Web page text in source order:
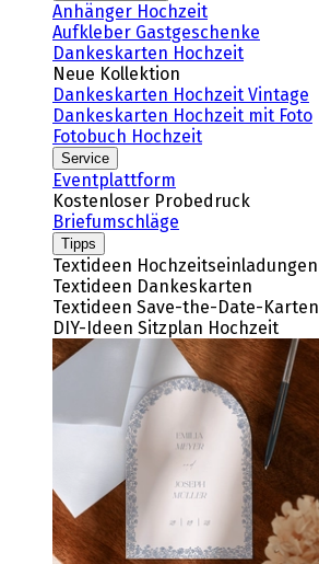
Anhänger Hochzeit
Aufkleber Gastgeschenke
Dankeskarten Hochzeit
Neue Kollektion
Dankeskarten Hochzeit Vintage
Dankeskarten Hochzeit mit Foto
Fotobuch Hochzeit
Service
Eventplattform
Kostenloser Probedruck
Briefumschläge
Tipps
Textideen Hochzeitseinladungen
Textideen Dankeskarten
Textideen Save-the-Date-Karten
DIY-Ideen Sitzplan Hochzeit